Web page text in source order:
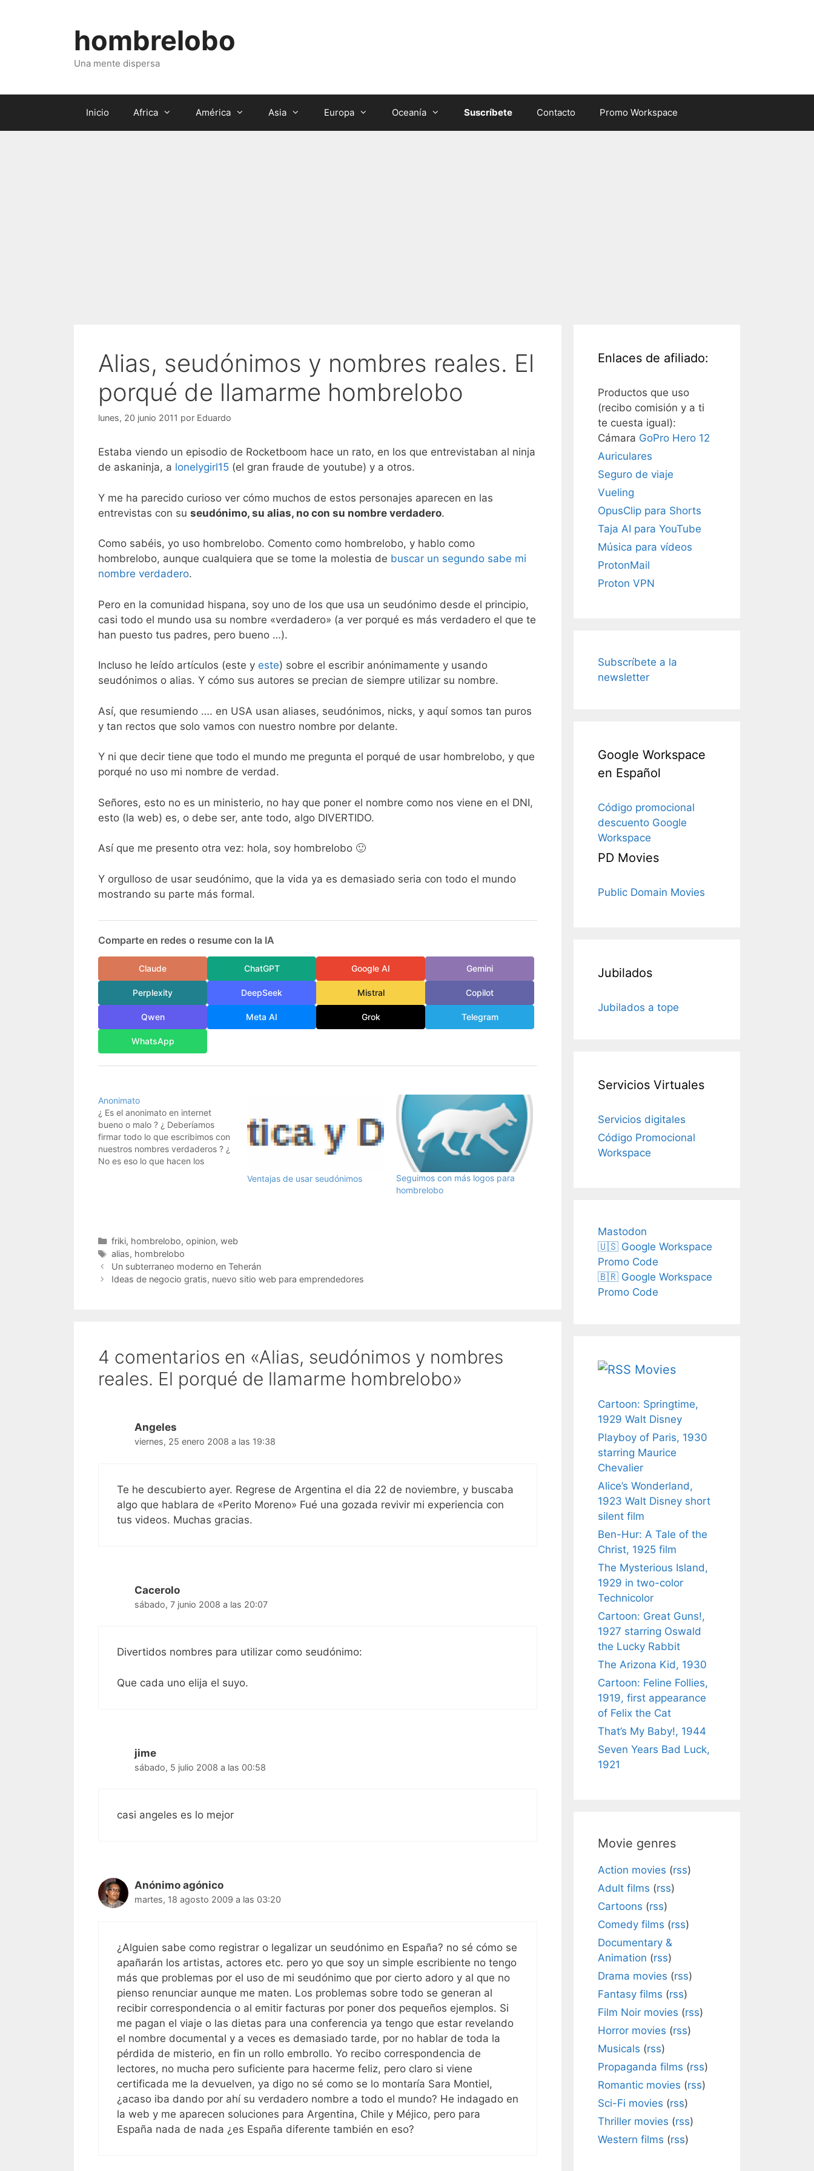
hombrelobo
Una mente dispersa
Inicio Africa América Asia Europa Oceanía Suscríbete Contacto Promo Workspace
Alias, seudónimos y nombres reales. El
porqué de llamarme hombrelobo
lunes, 20 junio 2011 por Eduardo
Estaba viendo un episodio de Rocketboom hace un rato, en los que entrevistaban al ninja
de askaninja, a lonelygirl15 (el gran fraude de youtube) y a otros.
Y me ha parecido curioso ver cómo muchos de estos personajes aparecen en las
entrevistas con su seudónimo, su alias, no con su nombre verdadero.
Como sabéis, yo uso hombrelobo. Comento como hombrelobo, y hablo como
hombrelobo, aunque cualquiera que se tome la molestia de buscar un segundo sabe mi
nombre verdadero.
Pero en la comunidad hispana, soy uno de los que usa un seudónimo desde el principio,
casi todo el mundo usa su nombre «verdadero» (a ver porqué es más verdadero el que te
han puesto tus padres, pero bueno …).
Incluso he leído artículos (este y este) sobre el escribir anónimamente y usando
seudónimos o alias. Y cómo sus autores se precian de siempre utilizar su nombre.
Así, que resumiendo …. en USA usan aliases, seudónimos, nicks, y aquí somos tan puros
y tan rectos que solo vamos con nuestro nombre por delante.
Y ni que decir tiene que todo el mundo me pregunta el porqué de usar hombrelobo, y que
porqué no uso mi nombre de verdad.
Señores, esto no es un ministerio, no hay que poner el nombre como nos viene en el DNI,
esto (la web) es, o debe ser, ante todo, algo DIVERTIDO.
Así que me presento otra vez: hola, soy hombrelobo 🙂
Y orgulloso de usar seudónimo, que la vida ya es demasiado seria con todo el mundo
mostrando su parte más formal.
Comparte en redes o resume con la IA
Claude ChatGPT Google AI Gemini
Perplexity DeepSeek Mistral Copilot
Qwen Meta AI Grok Telegram
WhatsApp
Anonimato
¿ Es el anonimato en internet
bueno o malo ? ¿ Deberíamos
firmar todo lo que escribimos con
nuestros nombres verdaderos ? ¿
No es eso lo que hacen los
Ventajas de usar seudónimos
Seguimos con más logos para
hombrelobo
Categorías
friki, hombrelobo, opinion, web
Etiquetas
alias, hombrelobo
Un subterraneo moderno en Teherán
Ideas de negocio gratis, nuevo sitio web para emprendedores
4 comentarios en «Alias, seudónimos y nombres
reales. El porqué de llamarme hombrelobo»
Angeles
viernes, 25 enero 2008 a las 19:38
Te he descubierto ayer. Regrese de Argentina el dia 22 de noviembre, y buscaba
algo que hablara de «Perito Moreno» Fué una gozada revivir mi experiencia con
tus videos. Muchas gracias.
Cacerolo
sábado, 7 junio 2008 a las 20:07
Divertidos nombres para utilizar como seudónimo:
Que cada uno elija el suyo.
jime
sábado, 5 julio 2008 a las 00:58
casi angeles es lo mejor
Anónimo agónico
martes, 18 agosto 2009 a las 03:20
¿Alguien sabe como registrar o legalizar un seudónimo en España? no sé cómo se
apañarán los artistas, actores etc. pero yo que soy un simple escribiente no tengo
más que problemas por el uso de mi seudónimo que por cierto adoro y al que no
pienso renunciar aunque me maten. Los problemas sobre todo se generan al
recibir correspondencia o al emitir facturas por poner dos pequeños ejemplos. Si
me pagan el viaje o las dietas para una conferencia ya tengo que estar revelando
el nombre documental y a veces es demasiado tarde, por no hablar de toda la
pérdida de misterio, en fin un rollo embrollo. Yo recibo correspondencia de
lectores, no mucha pero suficiente para hacerme feliz, pero claro si viene
certificada me la devuelven, ya digo no sé como se lo montaría Sara Montiel,
¿acaso iba dando por ahí su verdadero nombre a todo el mundo? He indagado en
la web y me aparecen soluciones para Argentina, Chile y Méjico, pero para
España nada de nada ¿es España diferente también en eso?
Enlaces de afiliado:
Productos que uso
(recibo comisión y a ti
te cuesta igual):
Cámara GoPro Hero 12
Auriculares
Seguro de viaje
Vueling
OpusClip para Shorts
Taja AI para YouTube
Música para vídeos
ProtonMail
Proton VPN
Subscríbete a la
newsletter
Google Workspace
en Español
Código promocional
descuento Google
Workspace
PD Movies
Public Domain Movies
Jubilados
Jubilados a tope
Servicios Virtuales
Servicios digitales
Código Promocional
Workspace
Mastodon
🇺🇸 Google Workspace
Promo Code
🇧🇷 Google Workspace
Promo Code
Movies
Cartoon: Springtime,
1929 Walt Disney
Playboy of Paris, 1930
starring Maurice
Chevalier
Alice’s Wonderland,
1923 Walt Disney short
silent film
Ben-Hur: A Tale of the
Christ, 1925 film
The Mysterious Island,
1929 in two-color
Technicolor
Cartoon: Great Guns!,
1927 starring Oswald
the Lucky Rabbit
The Arizona Kid, 1930
Cartoon: Feline Follies,
1919, first appearance
of Felix the Cat
That’s My Baby!, 1944
Seven Years Bad Luck,
1921
Movie genres
Action movies (rss)
Adult films (rss)
Cartoons (rss)
Comedy films (rss)
Documentary &
Animation (rss)
Drama movies (rss)
Fantasy films (rss)
Film Noir movies (rss)
Horror movies (rss)
Musicals (rss)
Propaganda films (rss)
Romantic movies (rss)
Sci-Fi movies (rss)
Thriller movies (rss)
Western films (rss)